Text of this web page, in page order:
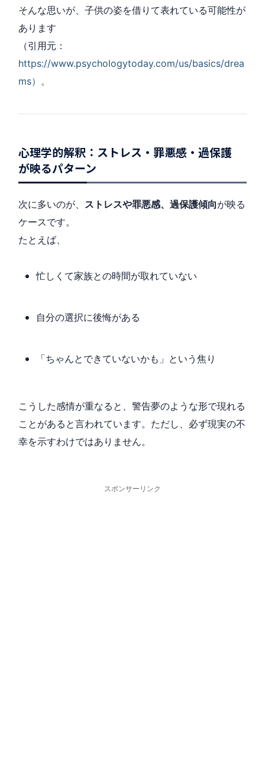
そんな思いが、子供の姿を借りて表れている可能性が
あります
（引用元：
https://www.psychologytoday.com/us/basics/drea
ms）。
心理学的解釈：ストレス・罪悪感・過保護
が映るパターン
次に多いのが、 ストレスや罪悪感、過保護傾向が映る
ケースです。
たとえば、
忙しくて家族との時間が取れていない
自分の選択に後悔がある
「ちゃんとできていないかも」という焦り
こうした感情が重なると、警告夢のような形で現れる
ことがあると言われています。ただし、必ず現実の不
幸を示すわけではありません。
スポンサーリンク